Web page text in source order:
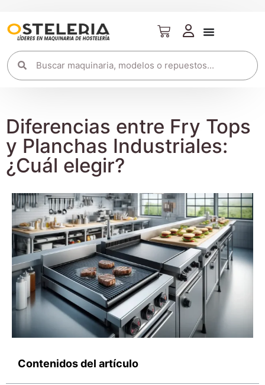
Diferencias entre Fry Tops
y Planchas Industriales:
¿Cuál elegir?
Contenidos del artículo